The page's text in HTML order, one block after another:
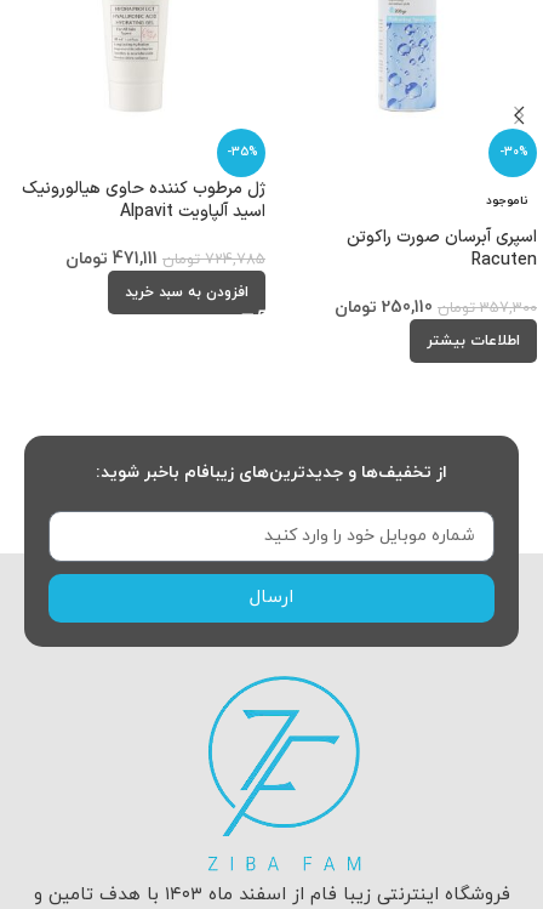
-30%
ناموجود
اسپری آبرسان صورت راکوتن
Racuten
357,300 تومان 250,110 تومان
اطلاعات بیشتر
-35%
ژل مرطوب کننده حاوی هیالورونیک
اسید آلپاویت Alpavit
724,785 تومان 471,111 تومان
افزودن به سبد خرید
از تخفیف‌ها و جدیدترین‌های زیبافام باخبر شوید:
ارسال
فروشگاه اینترنتی زیبا فام از اسفند ماه ۱۴۰۳ با هدف تامین و